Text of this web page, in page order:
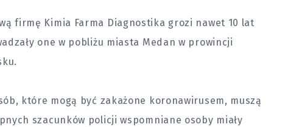
firmę Kimia Farma Diagnostika grozi nawet 10 lat
one w pobliżu miasta Medan w prowincji
które mogą być zakażone koronawirusem, muszą
szacunków policji wspomniane osoby miały